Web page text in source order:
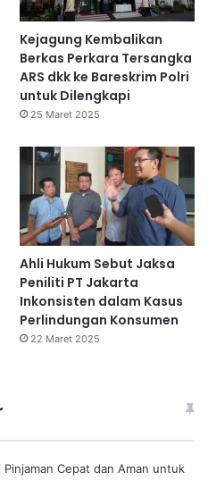
Kejagung Kembalikan
Berkas Perkara Tersangka
ARS dkk ke Bareskrim Polri
untuk Dilengkapi
25 Maret 2025
Ahli Hukum Sebut Jaksa
Peniliti PT Jakarta
Inkonsisten dalam Kasus
Perlindungan Konsumen
22 Maret 2025
Pinjaman Cepat dan Aman untuk